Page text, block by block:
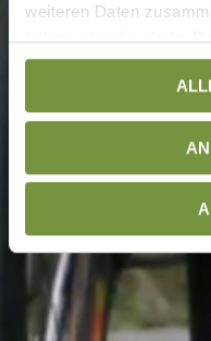
weiteren Daten
haben oder die sie im
gesammelt haben.